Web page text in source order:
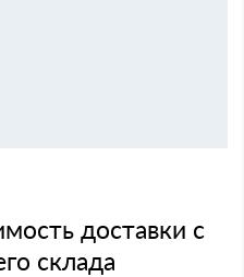
доставки с
склада